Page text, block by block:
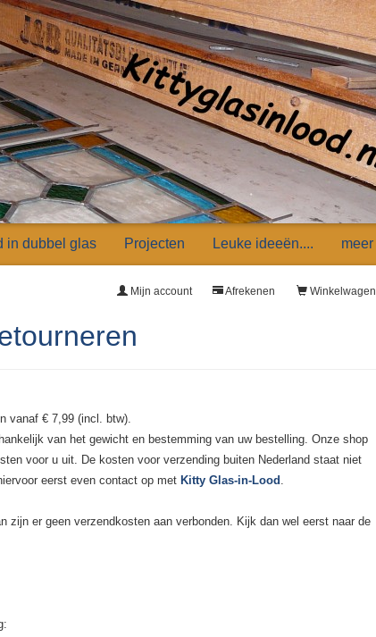
in dubbel glas Projecten Leuke ideeën.... meer
Winkelwagen
Afrekenen
Mijn account
vanaf € 7,99 (incl. btw).
van het gewicht en bestemming van uw bestelling. Onze shop
voor u uit. De kosten voor verzending buiten Nederland staat niet
eerst even contact op met Kitty Glas-in-Lood .
zijn er geen verzendkosten aan verbonden. Kijk dan wel eerst naar de